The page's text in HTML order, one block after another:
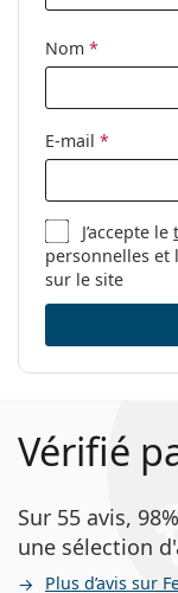
Nom *
E-mail *
J’accepte le
personnelles et
sur le site
Vérifié
Sur 55 avis,
une sélection
Plus d’avis sur